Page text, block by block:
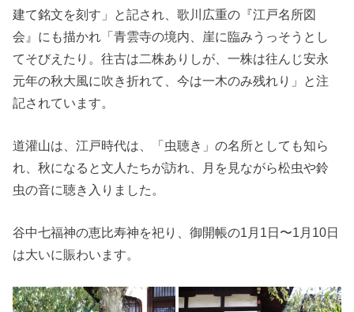
建て銘文を刻す」と記され、歌川広重の『江戸名所図
会』にも描かれ「青雲寺の境内、崖に臨みうっそうとし
てそびえたり。往古は二株ありしが、一株は往んじ安永
元年の秋大風に吹き折れて、今は一木のみ残れり」と注
記されています。
道灌山は、江戸時代は、「虫聴き」の名所としても知ら
れ、秋になると文人たちが訪れ、月を見ながら松虫や鈴
虫の音に聴き入りました。
谷中七福神の恵比寿神を祀り、御開帳の1月1日〜1月10日
は大いに賑わいます。